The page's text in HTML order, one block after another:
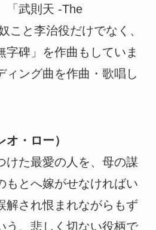
「武則天 -The
こと李治役だけでなく、
字碑」を作曲もしていま
ィング曲を作曲・歌唱し
・ロー）
けた最愛の人を、母の謀
もとへ嫁がせなければい
解され恨まれながらもず
う、悲しく切ない役柄で